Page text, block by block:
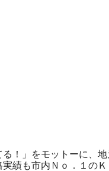
！」をモットーに、
績も市内Ｎｏ．１の